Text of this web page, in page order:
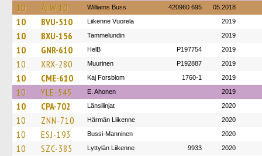
10 ÅLW 10 Williams Buss 420960 695 05.2018
10 BVU-510 Liikenne Vuorela 2019
10 BXU-156 Tammelundin 2019
10 GNR-610 HelB P197754 2019
10 XRX-280 Muurinen P192887 2019
10 CME-610 Kaj Forsblom 1760-1 2019
10 YLE-545 E. Ahonen 2019
10 CPA-702 Länsilinjat 2020
10 ZNN-710 Härmän Liikenne 2020
10 ESJ-193 Bussi-Manninen 2020
10 SZC-385 Lyttylän Liikenne 9933 2020